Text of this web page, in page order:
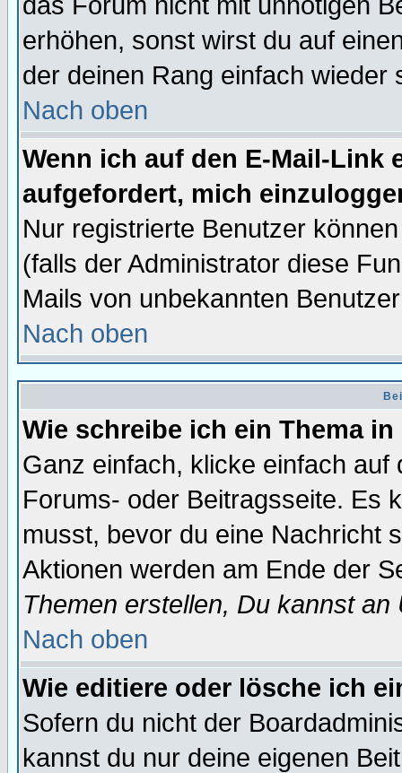
erhöhen, sonst wirst du auf
der deinen Rang einfach wieder
Nach oben
Wenn ich auf den E-Mail-Link
aufgefordert, mich
Nur registrierte Benutzer
(falls der Administrator diese
Mails von unbekannten
Nach oben
Wie schreibe ich ein Thema
Ganz einfach, klicke einfach
Forums- oder Beitragsseite. Es
musst, bevor du eine Nachricht
Aktionen werden am Ende der
Themen erstellen, Du kannst
Nach oben
Wie editiere oder lösche ich
Sofern du nicht der
kannst du nur deine eigenen